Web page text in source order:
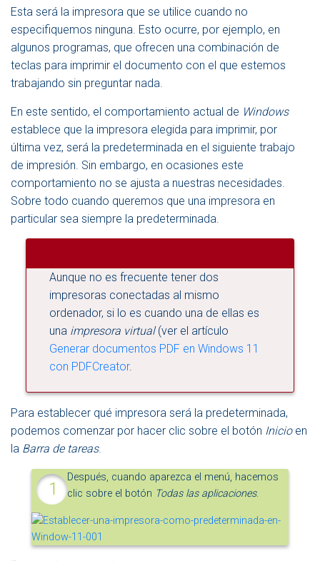
Esta será la impresora que se utilice cuando no
especifiquemos ninguna. Esto ocurre, por ejemplo, en
algunos programas, que ofrecen una combinación de
teclas para imprimir el documento con el que estemos
trabajando sin preguntar nada.
En este sentido, el comportamiento actual de Windows
establece que la impresora elegida para imprimir, por
última vez, será la predeterminada en el siguiente trabajo
de impresión. Sin embargo, en ocasiones este
comportamiento no se ajusta a nuestras necesidades.
Sobre todo cuando queremos que una impresora en
particular sea siempre la predeterminada.
Aunque no es frecuente tener dos
impresoras conectadas al mismo
ordenador, si lo es cuando una de ellas es
una impresora virtual(ver el artículo
Generar documentos PDF en Windows 11
con PDFCreator.
Para establecer qué impresora será la predeterminada,
podemos comenzar por hacer clic sobre el botón Inicioen
la Barra de tareas.
Después, cuando aparezca el menú, hacemos
clic sobre el botón Todas las aplicaciones.